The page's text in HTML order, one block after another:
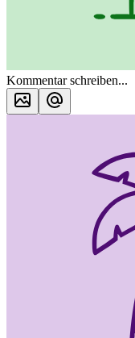
Kommentar schreiben...